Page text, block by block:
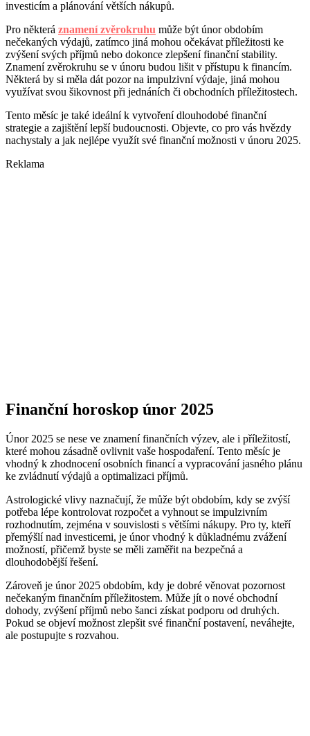
investicím a plánování větších nákupů.
Pro některá znamení zvěrokruhu může být únor obdobím
nečekaných výdajů, zatímco jiná mohou očekávat příležitosti ke
zvýšení svých příjmů nebo dokonce zlepšení finanční stability.
Znamení zvěrokruhu se v únoru budou lišit v přístupu k financím.
Některá by si měla dát pozor na impulzivní výdaje, jiná mohou
využívat svou šikovnost při jednáních či obchodních příležitostech.
Tento měsíc je také ideální k vytvoření dlouhodobé finanční
strategie a zajištění lepší budoucnosti. Objevte, co pro vás hvězdy
nachystaly a jak nejlépe využít své finanční možnosti v únoru 2025.
Reklama
Finanční horoskop únor 2025
Únor 2025 se nese ve znamení finančních výzev, ale i příležitostí,
které mohou zásadně ovlivnit vaše hospodaření. Tento měsíc je
vhodný k zhodnocení osobních financí a vypracování jasného plánu
ke zvládnutí výdajů a optimalizaci příjmů.
Astrologické vlivy naznačují, že může být obdobím, kdy se zvýší
potřeba lépe kontrolovat rozpočet a vyhnout se impulzivním
rozhodnutím, zejména v souvislosti s většími nákupy. Pro ty, kteří
přemýšlí nad investicemi, je únor vhodný k důkladnému zvážení
možností, přičemž byste se měli zaměřit na bezpečná a
dlouhodobější řešení.
Zároveň je únor 2025 obdobím, kdy je dobré věnovat pozornost
nečekaným finančním příležitostem. Může jít o nové obchodní
dohody, zvýšení příjmů nebo šanci získat podporu od druhých.
Pokud se objeví možnost zlepšit své finanční postavení, neváhejte,
ale postupujte s rozvahou.